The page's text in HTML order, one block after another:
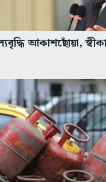
আকাশছোঁয়া,